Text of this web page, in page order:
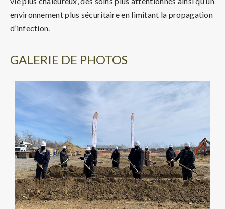
environnement plus sécuritaire en limitant la propagation
d’infection.
GALERIE DE PHOTOS